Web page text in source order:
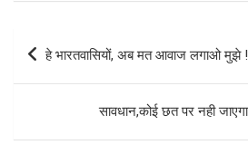
Post
navigation
हे भारतवासियों, अब मत आवाज लगाओ मुझे !
सावधान,कोई छत पर नही